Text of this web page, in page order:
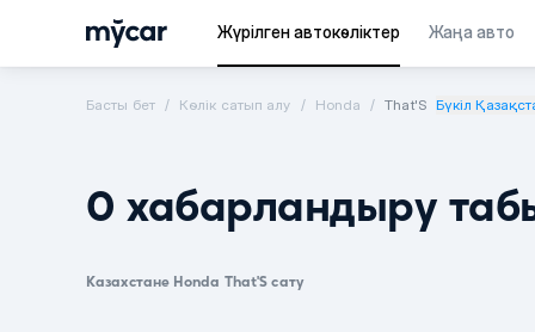
Жүрілген автокөліктер Жаңа авто
Басты бет Көлік сатып алу Honda That'S Бүкіл
0 хабарландыру
Казахстане Honda That'S сату